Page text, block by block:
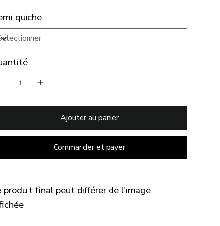
quiche
Ajouter au panier
Commander et payer
produit final peut différer de l'image